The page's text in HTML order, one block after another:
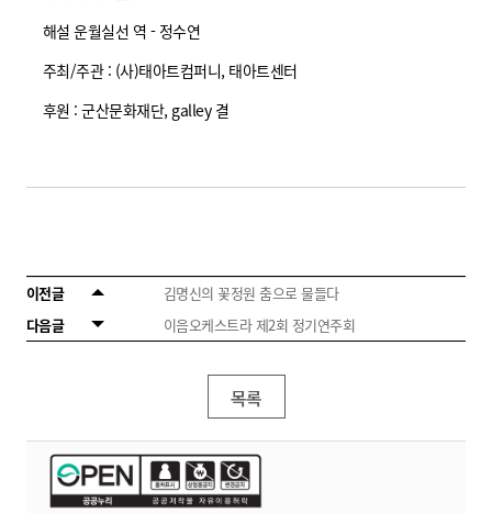
해설 운월실선 역 - 정수연
주최/주관 : (사)태아트컴퍼니, 태아트센터
후원 : 군산문화재단, galley 결
이전글
김명신의 꽃정원 춤으로 물들다
다음글
이음오케스트라 제2회 정기연주회
목록